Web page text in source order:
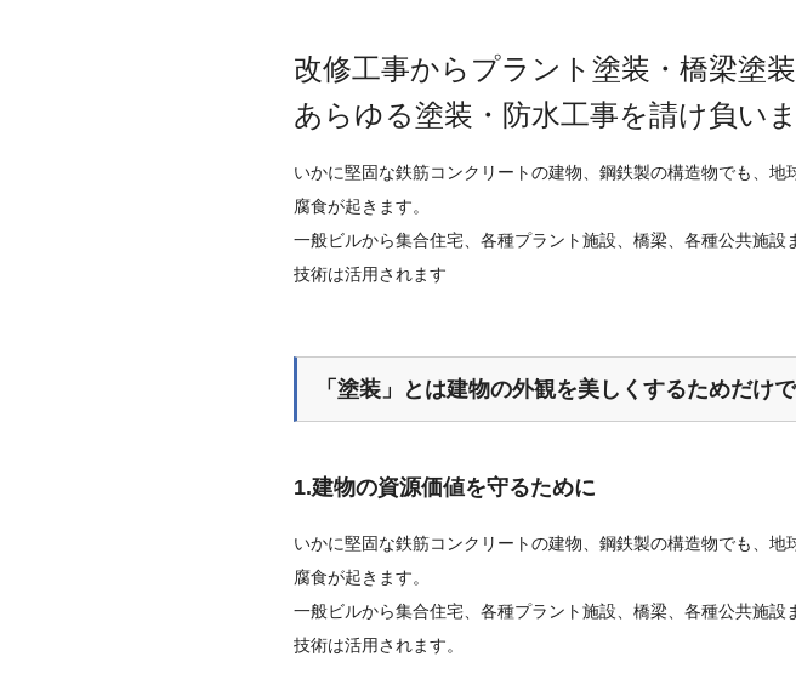
改修工事からプラント塗装・橋梁塗装
あらゆる塗装・防水工事を請け負い
いかに堅固な鉄筋コンクリートの建物、鋼鉄製の構造物でも、
腐食が起きます。
一般ビルから集合住宅、各種プラント施設、橋梁、各種公共施
技術は活用されます
「塗装」とは建物の外観を美しくするためだけ
1.建物の資源価値を守るために
いかに堅固な鉄筋コンクリートの建物、鋼鉄製の構造物でも、
腐食が起きます。
一般ビルから集合住宅、各種プラント施設、橋梁、各種公共施
技術は活用されます。